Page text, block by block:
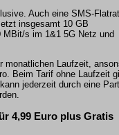
Auch eine SMS-
insgesamt 10 GB
MBit/s im 1&1 5G Netz und
monatlichen Laufzeit,
Beim Tarif ohne Laufzeit
jederzeit durch eine
4,99 Euro plus Gratis